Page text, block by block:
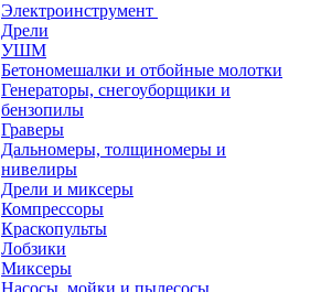
Электроинструмент
Дрели
УШМ
Бетономешалки и отбойные молотки
Генераторы, снегоуборщики и
бензопилы
Граверы
Дальномеры, толщиномеры и
нивелиры
Дрели и миксеры
Компрессоры
Краскопульты
Лобзики
Миксеры
Насосы, мойки и пылесосы